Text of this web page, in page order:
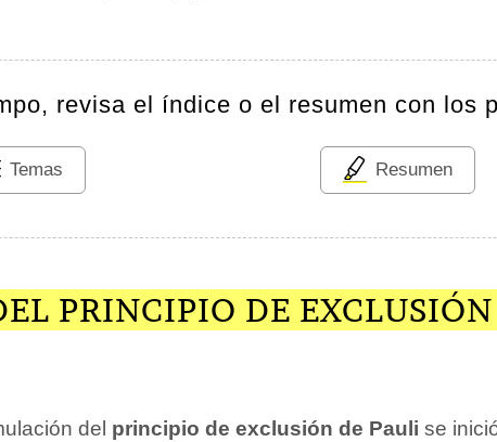
revisa el índice o el resumen con los
Temas Resumen
PRINCIPIO DE
del principio de exclusión de Pauli se